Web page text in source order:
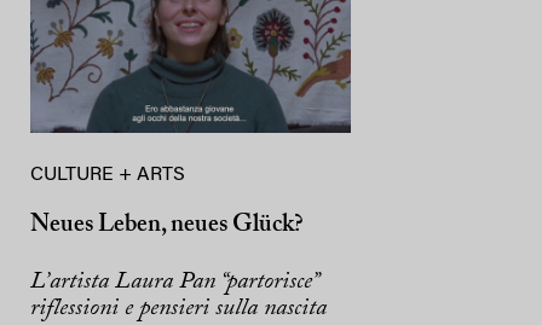
CULTURE + ARTS
Neues Leben, neues Glück?
L’artista Laura Pan “partorisce”
riflessioni e pensieri sulla nascita